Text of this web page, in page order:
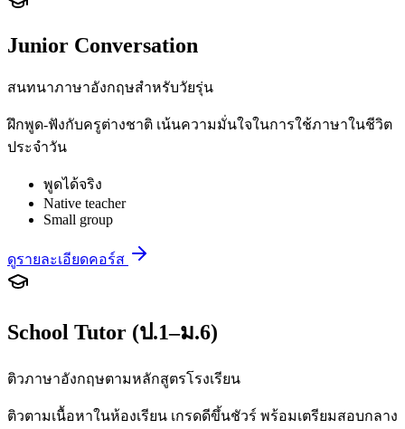
Junior Conversation
สนทนาภาษาอังกฤษสำหรับวัยรุ่น
ฝึกพูด-ฟังกับครูต่างชาติ เน้นความมั่นใจในการใช้ภาษาในชีวิต
ประจำวัน
พูดได้จริง
Native teacher
Small group
ดูรายละเอียดคอร์ส
School Tutor (ป.1–ม.6)
ติวภาษาอังกฤษตามหลักสูตรโรงเรียน
ติวตามเนื้อหาในห้องเรียน เกรดดีขึ้นชัวร์ พร้อมเตรียมสอบกลาง